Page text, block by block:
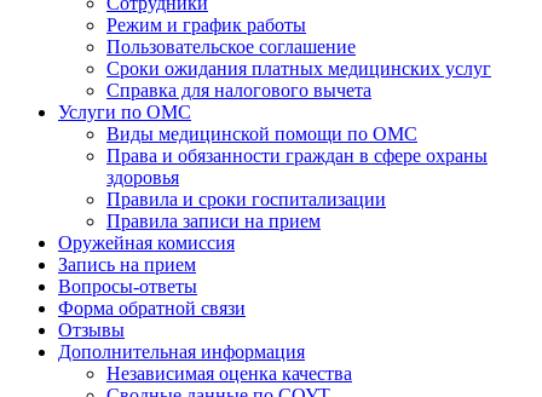
Режим и график работы
Пользовательское соглашение
Сроки ожидания платных медицинских услуг
Справка для налогового вычета
Услуги по ОМС
Виды медицинской помощи по ОМС
Права и обязанности граждан в сфере охраны
здоровья
Правила и сроки госпитализации
Правила записи на прием
Оружейная комиссия
Запись на прием
Вопросы-ответы
Форма обратной связи
Отзывы
Дополнительная информация
Независимая оценка качества